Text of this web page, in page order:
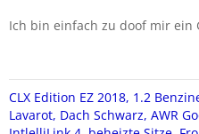
Ich bin einfach zu doof mir ein
CLX Edition EZ 2018, 1.2
Lavarot, Dach Schwarz, AWR